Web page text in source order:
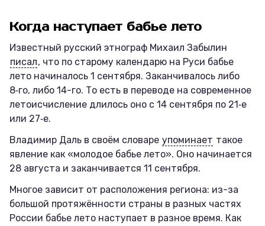
Когда наступает бабье лето
Известный русский этнограф Михаил Забылин
писал, что по старому календарю на Руси бабье
лето начиналось 1 сентября. Заканчивалось либо
8‑го, либо 14-го. То есть в переводе на современное
летоисчисление длилось оно с 14 сентября по 21‑е
или 27‑е.
Владимир Даль в своём словаре упоминает такое
явление как «молодое бабье лето». Оно начинается
28 августа и заканчивается 11 сентября.
Многое зависит от расположения региона: из-за
большой протяжённости страны в разных частях
России бабье лето наступает в разное время. Как